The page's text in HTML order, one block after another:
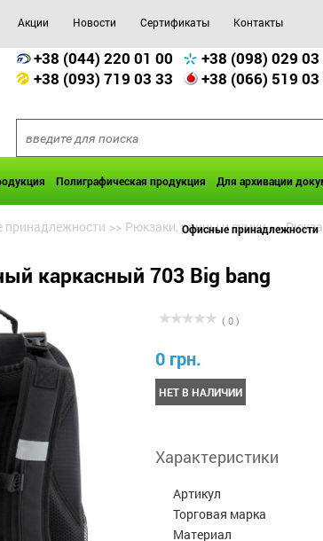
Акции Новости Сертификаты Контакты
+38 (044) 220 01 00
+38 (098) 029 03
+38 (093) 719 03 33
+38 (066) 519 03
Полиграфическая продукция Для архивации
Офисные принадлежности
>> Рюкзаки, ранцы и сумки >>
каркасный 703 Big bang
( 0 )
0 грн.
НЕТ В НАЛИЧИИ
Характеристики
Артикул
Торговая марка
Материал